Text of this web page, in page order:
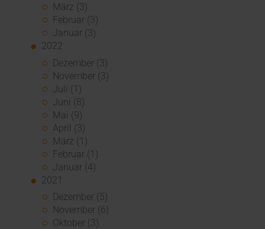
März (3)
Februar (3)
Januar (3)
2022
Dezember (3)
November (3)
Juli (1)
Juni (8)
Mai (9)
April (3)
März (1)
Februar (1)
Januar (4)
2021
Dezember (5)
November (6)
Oktober (3)